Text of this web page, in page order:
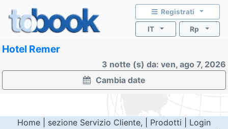
Registrati
IT Rp
Hotel Remer
3 notte (s) da: ven, ago 7, 2026
Cambia date
Home sezione Servizio Cliente, Prodotti
Login